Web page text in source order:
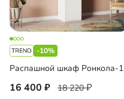
-10%
Распашной шкаф Ронкола-1
16 400 18 220